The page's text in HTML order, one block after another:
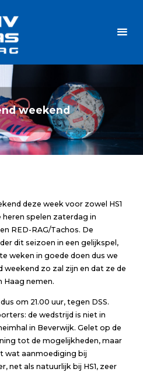
weekend
deze week voor zowel HS1
heren spelen zaterdag in
RED-RAG/Tachos. De
dit seizoen in een gelijkspel,
weken in goede doen dus we
zo zal zijn en dat ze de
Haag nemen.
om 21.00 uur, tegen DSS.
de wedstrijd is niet in
in Beverwijk. Gelet op de
tot de mogelijkheden, maar
wat aanmoediging bij
net als natuurlijk bij HS1, zeer